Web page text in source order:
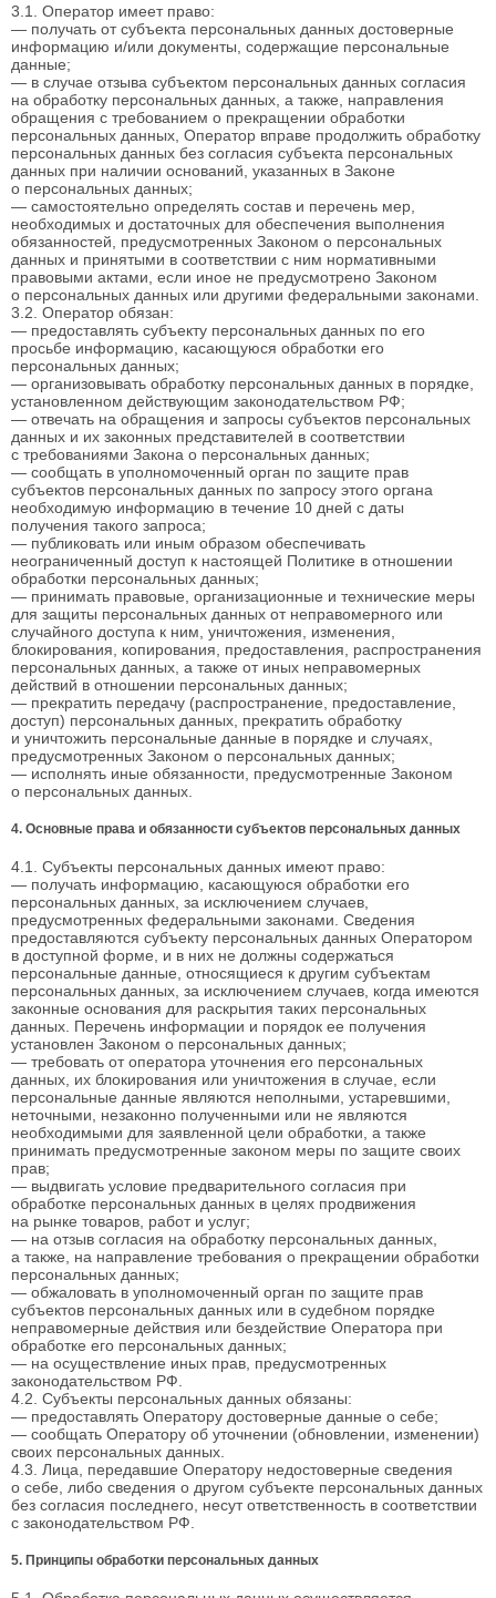
3.1. Оператор имеет право:
— получать от субъекта персональных данных достоверные
информацию и/или документы, содержащие персональные
данные;
— в случае отзыва субъектом персональных данных согласия
на обработку персональных данных, а также, направления
обращения с требованием о прекращении обработки
персональных данных, Оператор вправе продолжить обработку
персональных данных без согласия субъекта персональных
данных при наличии оснований, указанных в Законе
о персональных данных;
— самостоятельно определять состав и перечень мер,
необходимых и достаточных для обеспечения выполнения
обязанностей, предусмотренных Законом о персональных
данных и принятыми в соответствии с ним нормативными
правовыми актами, если иное не предусмотрено Законом
о персональных данных или другими федеральными законами.
3.2. Оператор обязан:
— предоставлять субъекту персональных данных по его
просьбе информацию, касающуюся обработки его
персональных данных;
— организовывать обработку персональных данных в порядке,
установленном действующим законодательством РФ;
— отвечать на обращения и запросы субъектов персональных
данных и их законных представителей в соответствии
с требованиями Закона о персональных данных;
— сообщать в уполномоченный орган по защите прав
субъектов персональных данных по запросу этого органа
необходимую информацию в течение 10 дней с даты
получения такого запроса;
— публиковать или иным образом обеспечивать
неограниченный доступ к настоящей Политике в отношении
обработки персональных данных;
— принимать правовые, организационные и технические меры
для защиты персональных данных от неправомерного или
случайного доступа к ним, уничтожения, изменения,
блокирования, копирования, предоставления, распространения
персональных данных, а также от иных неправомерных
действий в отношении персональных данных;
— прекратить передачу (распространение, предоставление,
доступ) персональных данных, прекратить обработку
и уничтожить персональные данные в порядке и случаях,
предусмотренных Законом о персональных данных;
— исполнять иные обязанности, предусмотренные Законом
о персональных данных.
4. Основные права и обязанности субъектов персональных данных
4.1. Субъекты персональных данных имеют право:
— получать информацию, касающуюся обработки его
персональных данных, за исключением случаев,
предусмотренных федеральными законами. Сведения
предоставляются субъекту персональных данных Оператором
в доступной форме, и в них не должны содержаться
персональные данные, относящиеся к другим субъектам
персональных данных, за исключением случаев, когда имеются
законные основания для раскрытия таких персональных
данных. Перечень информации и порядок ее получения
установлен Законом о персональных данных;
— требовать от оператора уточнения его персональных
данных, их блокирования или уничтожения в случае, если
персональные данные являются неполными, устаревшими,
неточными, незаконно полученными или не являются
необходимыми для заявленной цели обработки, а также
принимать предусмотренные законом меры по защите своих
прав;
— выдвигать условие предварительного согласия при
обработке персональных данных в целях продвижения
на рынке товаров, работ и услуг;
— на отзыв согласия на обработку персональных данных,
а также, на направление требования о прекращении обработки
персональных данных;
— обжаловать в уполномоченный орган по защите прав
субъектов персональных данных или в судебном порядке
неправомерные действия или бездействие Оператора при
обработке его персональных данных;
— на осуществление иных прав, предусмотренных
законодательством РФ.
4.2. Субъекты персональных данных обязаны:
— предоставлять Оператору достоверные данные о себе;
— сообщать Оператору об уточнении (обновлении, изменении)
своих персональных данных.
4.3. Лица, передавшие Оператору недостоверные сведения
о себе, либо сведения о другом субъекте персональных данных
без согласия последнего, несут ответственность в соответствии
с законодательством РФ.
5. Принципы обработки персональных данных